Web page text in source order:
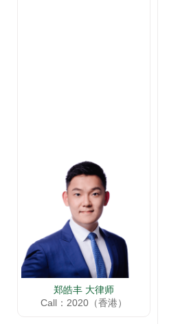
郑皓丰 大律师
Call：2020（香港）